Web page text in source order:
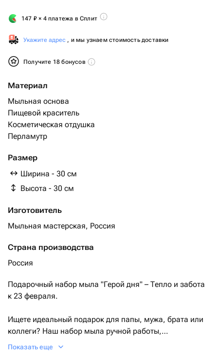
147 ₽ × 4 платежа в Сплит
Укажите адрес , и мы узнаем стоимость доставки
Получите 18 бонусов
Материал
Мыльная основа
Пищевой краситель
Косметическая отдушка
Перламутр
Размер
Ширина - 30 см
Высота - 30 см
Изготовитель
Мыльная мастерская, Россия
Страна производства
Россия
Подарочный набор мыла "Герой дня" – Тепло и забота
к 23 февраля.
Ищете идеальный подарок для папы, мужа, брата или
коллеги? Наш набор мыла ручной работы,
выполненный в виде вязаных фигурок, – это то, что
Показать еще